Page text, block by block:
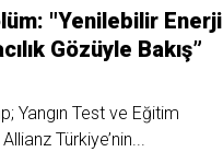
"Yenilebilir Enerji
Gözüyle Bakış”
Yangın Test ve Eğitim
Türkiye’nin...